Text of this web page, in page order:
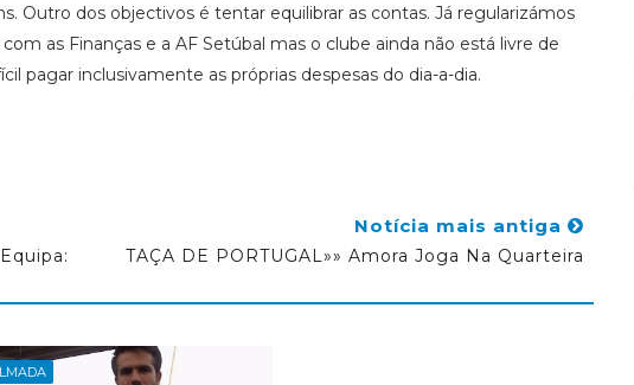
Outro dos objectivos é tentar equilibrar as contas. Já regularizámos
as Finanças e a AF Setúbal mas o clube ainda não está livre de
pagar inclusivamente as próprias despesas do dia-a-dia.
Notícia mais antiga
TAÇA DE PORTUGAL»» Amora Joga Na Quarteira